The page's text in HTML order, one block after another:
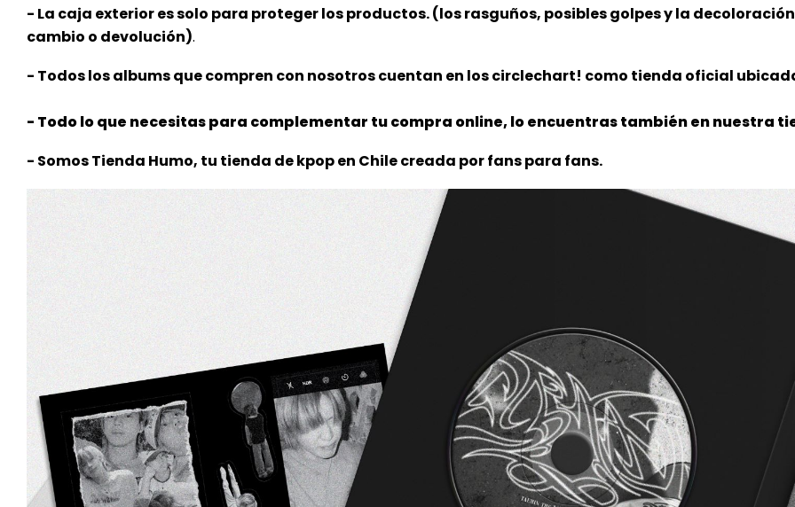
- La caja exterior es solo para proteger los productos. (los rasguños, posibles golpes y la
cambio o devolución).
- Todos los albums que compren con nosotros cuentan en los circlechart! como tienda oficial
- Todo lo que necesitas para complementar tu compra online, lo encuentras también en nuestra
- Somos Tienda Humo, tu tienda de kpop en Chile creada por fans para fans.